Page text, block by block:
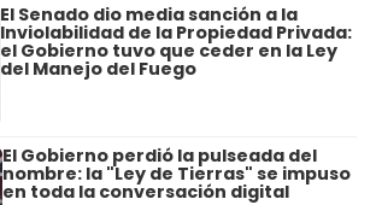
El Senado dio media sanción a la
Inviolabilidad de la Propiedad Privada:
el Gobierno tuvo que ceder en la Ley
del Manejo del Fuego
El Gobierno perdió la pulseada del
nombre: la "Ley de Tierras" se impuso
en toda la conversación digital